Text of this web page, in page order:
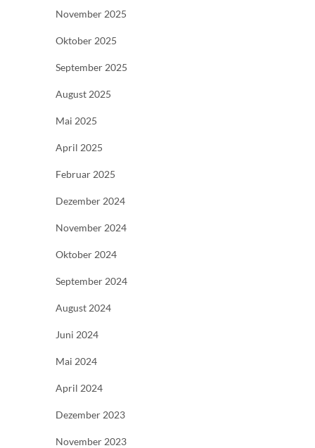
November 2025
Oktober 2025
September 2025
August 2025
Mai 2025
April 2025
Februar 2025
Dezember 2024
November 2024
Oktober 2024
September 2024
August 2024
Juni 2024
Mai 2024
April 2024
Dezember 2023
November 2023